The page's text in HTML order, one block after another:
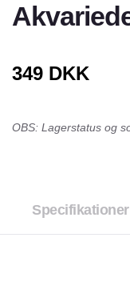
349 DKK
OBS: Lagerstatus og
Specifikationer